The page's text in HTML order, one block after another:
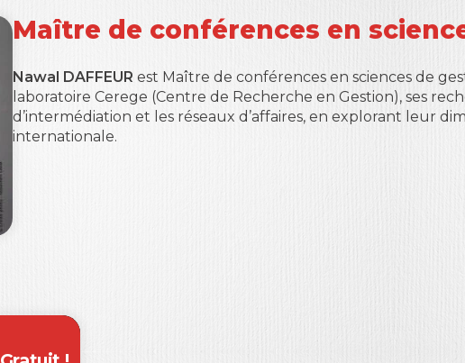
Maître de conférences en
Nawal DAFFEUR est Maître de conférences en sciences de
laboratoire Cerege (Centre de Recherche en Gestion), ses
d’intermédiation et les réseaux d’affaires, en explorant leur
internationale.